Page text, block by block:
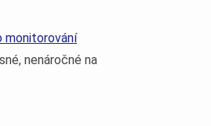
monitorování
nenáročné na